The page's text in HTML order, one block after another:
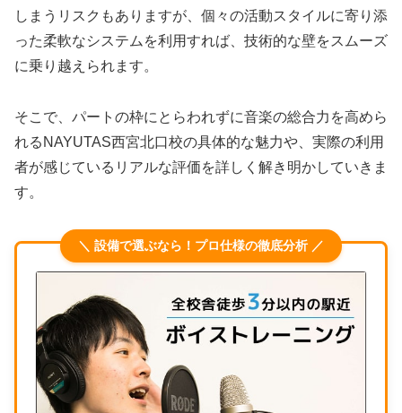
しまうリスクもありますが、個々の活動スタイルに寄り添
った柔軟なシステムを利用すれば、技術的な壁をスムーズ
に乗り越えられます。
そこで、パートの枠にとらわれずに音楽の総合力を高めら
れるNAYUTAS西宮北口校の具体的な魅力や、実際の利用
者が感じているリアルな評価を詳しく解き明かしていきま
す。
＼ 設備で選ぶなら！プロ仕様の徹底分析 ／